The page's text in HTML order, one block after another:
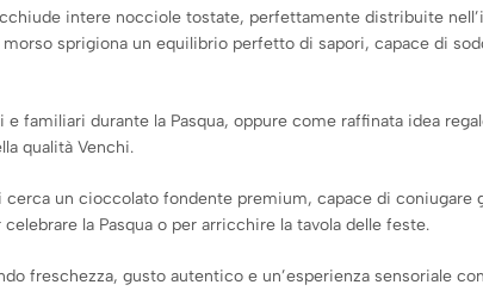
intere nocciole tostate, perfettamente distribuite
sprigiona un equilibrio perfetto di sapori, capace di
familiari durante la Pasqua, oppure come raffinata idea
qualità Venchi.
un cioccolato fondente premium, capace di coniugare
la Pasqua o per arricchire la tavola delle feste.
freschezza, gusto autentico e un’esperienza sensoriale